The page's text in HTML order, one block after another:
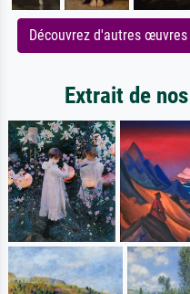
Découvrez d'autres
Extrait de